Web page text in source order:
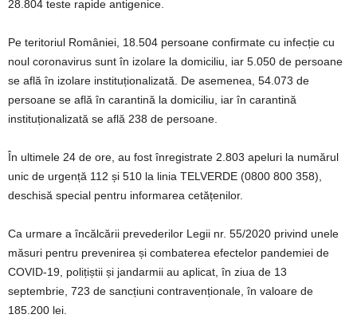
28.804 teste rapide antigenice.
Pe teritoriul României, 18.504 persoane confirmate cu infecție cu
noul coronavirus sunt în izolare la domiciliu, iar 5.050 de persoane
se află în izolare instituționalizată. De asemenea, 54.073 de
persoane se află în carantină la domiciliu, iar în carantină
instituționalizată se află 238 de persoane.
În ultimele 24 de ore, au fost înregistrate 2.803 apeluri la numărul
unic de urgență 112 și 510 la linia TELVERDE (0800 800 358),
deschisă special pentru informarea cetățenilor.
Ca urmare a încălcării prevederilor Legii nr. 55/2020 privind unele
măsuri pentru prevenirea și combaterea efectelor pandemiei de
COVID-19, polițiștii și jandarmii au aplicat, în ziua de 13
septembrie, 723 de sancțiuni contravenționale, în valoare de
185.200 lei.